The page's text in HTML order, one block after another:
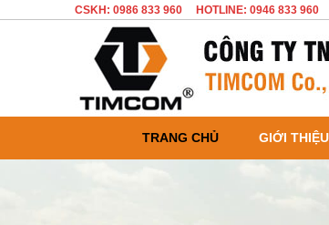
CSKH: 0986 833 960 HOTLINE: 0946 833 960
TRANG CHỦ GIỚI THIỆU